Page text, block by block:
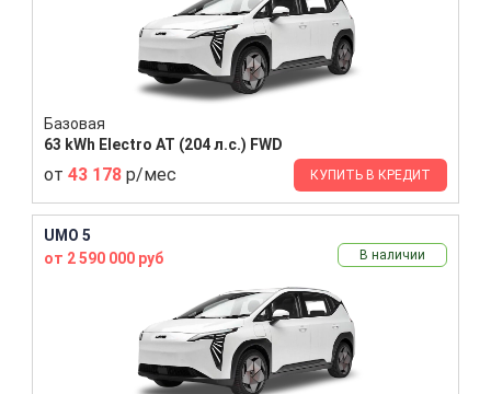
Базовая
63 kWh Electro AT (204 л.с.) FWD
от 43 178 р/мес КУПИТЬ В КРЕДИТ
UMO 5
от 2 590 000 руб
В наличии